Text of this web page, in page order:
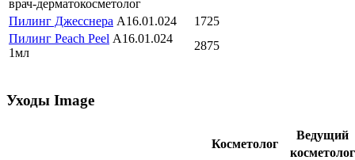
врач-дерматокосметолог
Пилинг Джесснера А16.01.024
1725
Пилинг Peach Peel А16.01.024
1мл
2875
Уходы Image
Косметолог
Ведущий
косметолог